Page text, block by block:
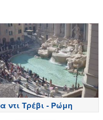
ντι Τρέβι - Ρώμη